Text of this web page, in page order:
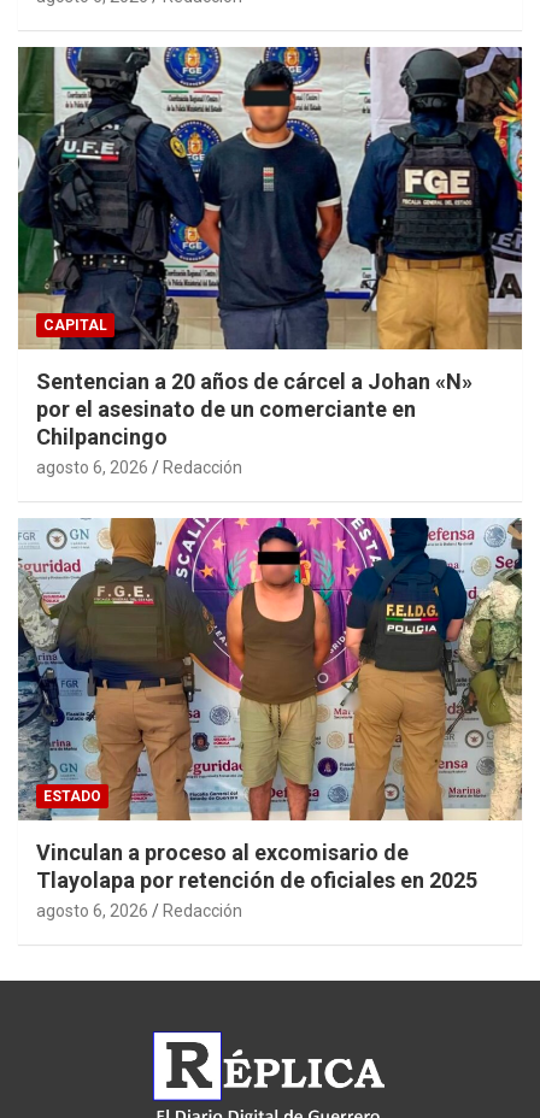
CAPITAL
Sentencian a 20 años de cárcel a Johan «N»
por el asesinato de un comerciante en
Chilpancingo
agosto 6, 2026 Redacción
ESTADO
Vinculan a proceso al excomisario de
Tlayolapa por retención de oficiales en 2025
agosto 6, 2026 Redacción